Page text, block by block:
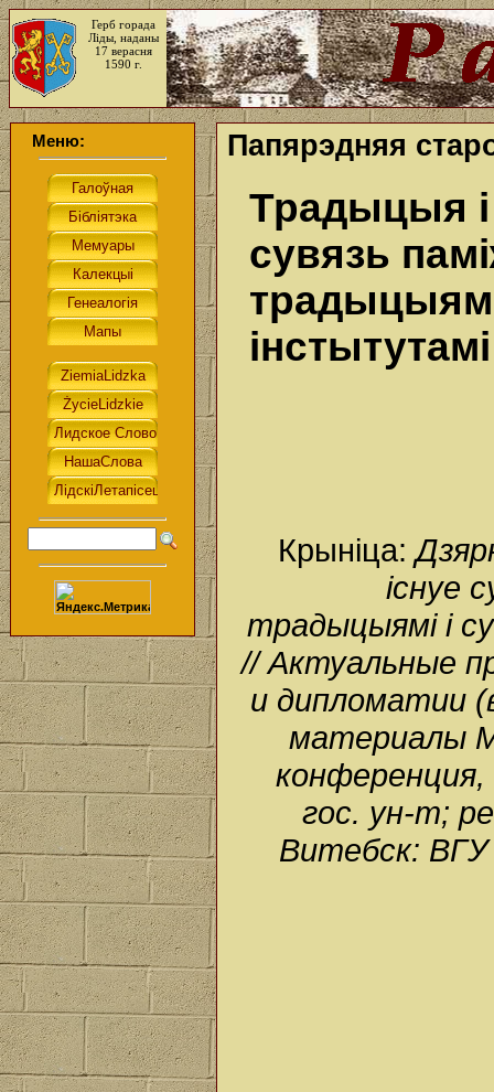
Герб горада
Ліды, наданы
17 верасня
1590 г.
Меню: Папярэдняя
Традыцыя і
сувязь
Крыніца:
існуе
традыцыямі і
// Актуальные
и дипломатии
материалы
гос. ун-т;
Витебск: